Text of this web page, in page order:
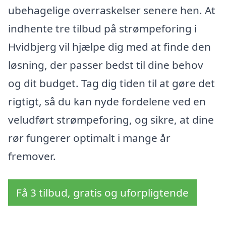
ubehagelige overraskelser senere hen. At
indhente tre tilbud på strømpeforing i
Hvidbjerg vil hjælpe dig med at finde den
løsning, der passer bedst til dine behov
og dit budget. Tag dig tiden til at gøre det
rigtigt, så du kan nyde fordelene ved en
veludført strømpeforing, og sikre, at dine
rør fungerer optimalt i mange år
fremover.
Få 3 tilbud, gratis og uforpligtende